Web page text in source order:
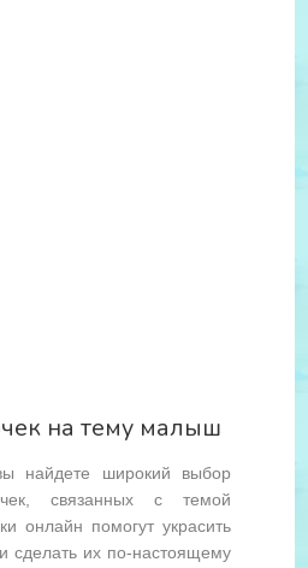
на тему малыш
найдете широкий выбор
связанных с темой
онлайн помогут украсить
сделать их по-настоящему